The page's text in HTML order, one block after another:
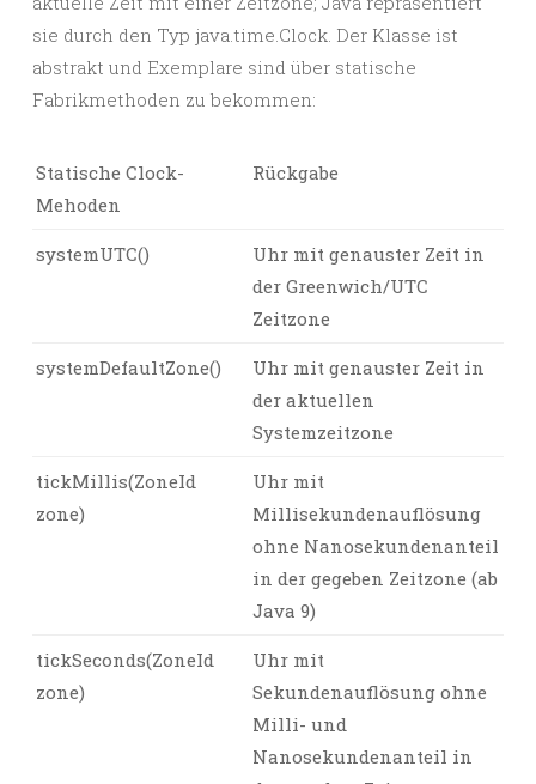
sie durch den Typ java.time.Clock. Der Klasse ist
abstrakt und Exemplare sind über statische
Fabrikmethoden zu bekommen:
Statische Clock-
Mehoden
Rückgabe
systemUTC()
Uhr mit genauster Zeit in
der Greenwich/UTC
Zeitzone
systemDefaultZone()
Uhr mit genauster Zeit in
der aktuellen
Systemzeitzone
tickMillis(ZoneId
zone)
Uhr mit
Millisekundenauflösung
ohne Nanosekundenanteil
in der gegeben Zeitzone (ab
Java 9)
tickSeconds(ZoneId
zone)
Uhr mit
Sekundenauflösung ohne
Milli- und
Nanosekundenanteil in